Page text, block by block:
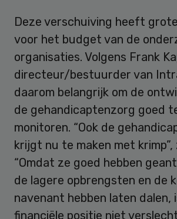
Deze verschuiving heeft
voor het budget van de
organisaties. Volgens Frank
directeur/bestuurder van
daarom belangrijk om de
de gehandicaptenzorg goed
monitoren. “Ook de
krijgt nu te maken met
“Omdat ze goed hebben
de lagere opbrengsten en de
navenant hebben laten dalen,
financiële positie niet